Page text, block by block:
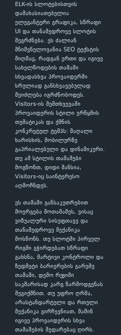
ELK-ის სლოტებისთვის
დამახასიათებელია
ელეგანტური გრაფიკა, სწრაფი
UI და თანამედროვე სლოტის
შეგრძნება. ეს ძალიან
მნიშვნელოვანია SEO ტექსტის
მიღმაც, რადგან ერთი და იგივე
სახელწოდების თამაში
სხვადასხვა პროვაიდერში
სრულიად განსხვავებულად
შეიძლება იგრძნობოდეს.
Visitors-ის შემთხვევაში
პროვაიდერის სტილი ერწყმის
თემატიკას და ქმნის
კონკრეტულ ტემპს: მაღალი
ხარისხის, მობილურზე
გაპრიალებული და დინამიკური.
თუ ამ სტილის თამაშები
მოგწონთ, დიდი შანსია,
Visitors-იც საინტერესო
აღმოჩნდეს.
ეს თამაში განსაკუთრებით
მოერგება მოთამაშეს, ვისაც
ვიზუალური სისუფთავე და
თანამედროვე მექანიკა
მოსწონს. თუ სლოტში პირველ
რიგში გჭირდებათ სწრაფი
გახსნა, მარტივი კონტროლი და
ზედმეტი ბარიერების გარეშე
თამაში, დემო რეჟიმი
საკმარისად კარგ წარმოდგენას
შეგიქმნით. თუ უფრო ღრმა,
არასტანდარტული და რთული
მექანიკა გირჩევნიათ, მაშინ
იგივე პროვაიდერის სხვა
თამაშების შედარებაც ღირს.